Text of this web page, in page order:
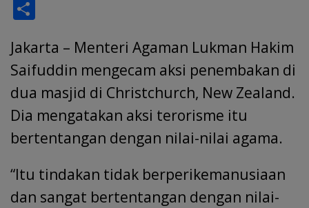
b
o
o
k
s
A
p
p
e
dI
n
l gr
a
m
a
d
s
er
ar
e
Jakarta – Menteri Agaman Lukman Hakim
Saifuddin mengecam aksi penembakan di
dua masjid di Christchurch, New Zealand.
Dia mengatakan aksi terorisme itu
bertentangan dengan nilai-nilai agama.
“Itu tindakan tidak berperikemanusiaan
dan sangat bertentangan dengan nilai-